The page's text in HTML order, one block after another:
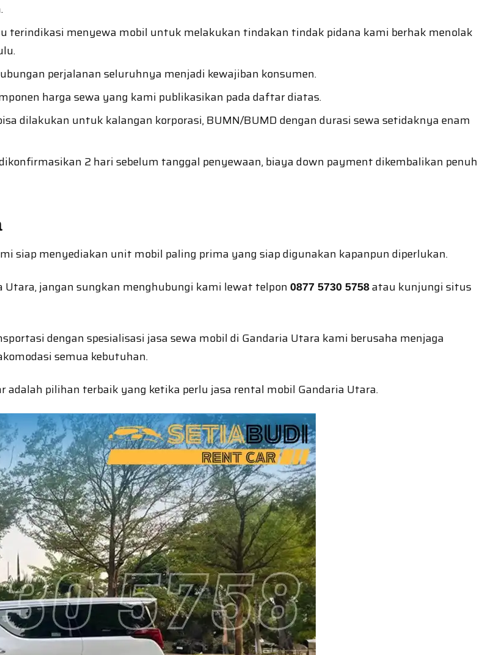
terindikasi menyewa mobil untuk melakukan tindakan tindak pidana kami berhak menolak
perjalanan seluruhnya menjadi kewajiban konsumen.
harga sewa yang kami publikasikan pada daftar diatas.
dilakukan untuk kalangan korporasi, BUMN/BUMD dengan durasi sewa setidaknya enam
2 hari sebelum tanggal penyewaan, biaya down payment dikembalikan penuh
siap menyediakan unit mobil paling prima yang siap digunakan kapanpun diperlukan.
jangan sungkan menghubungi kami lewat telpon 0877 5730 5758 atau kunjungi situs
dengan spesialisasi jasa sewa mobil di Gandaria Utara kami berusaha menjaga
semua kebutuhan.
pilihan terbaik yang ketika perlu jasa rental mobil Gandaria Utara.